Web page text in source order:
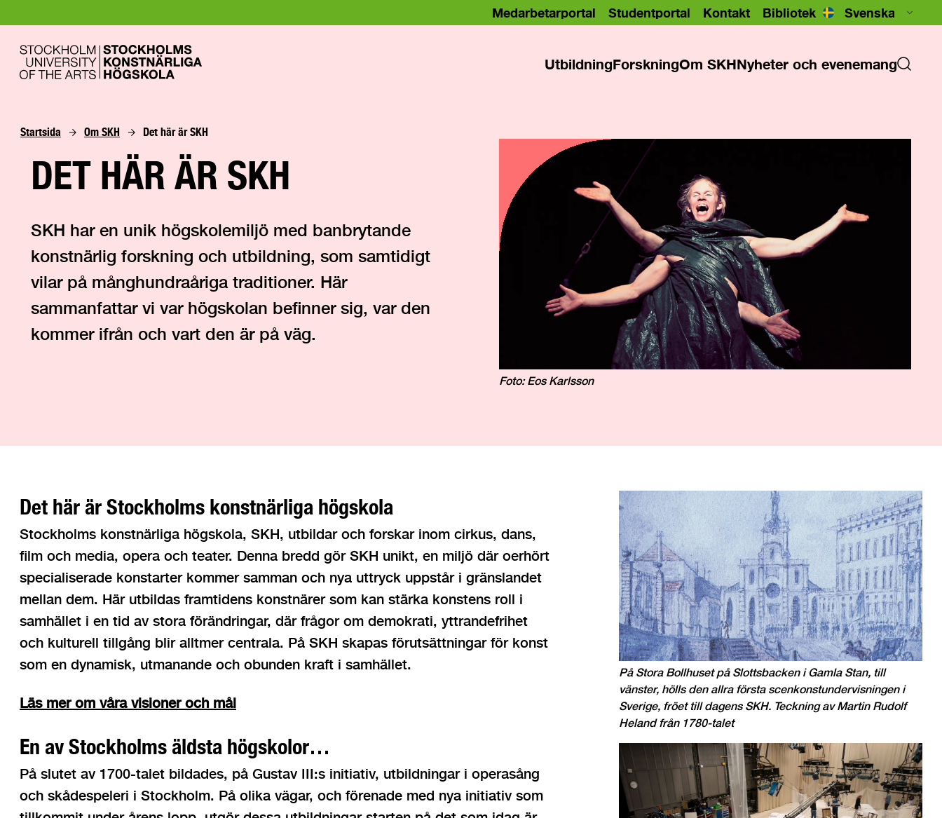
Medarbetarportal Studentportal Kontakt Bibliotek
UtbildningForskningOm SKHNyheter och evenemang
Startsida Om SKH Det här är SKH
DET HÄR ÄR SKH
SKH har en unik högskolemiljö med banbrytande
konstnärlig forskning och utbildning, som samtidigt
vilar på månghundraåriga traditioner. Här
sammanfattar vi var högskolan befinner sig, var den
kommer ifrån och vart den är på väg.
Foto: Eos Karlsson
Det här är Stockholms konstnärliga högskola
Stockholms konstnärliga högskola, SKH, utbildar och forskar inom cirkus, dans,
film och media, opera och teater. Denna bredd gör SKH unikt, en miljö där oerhört
specialiserade konstarter kommer samman och nya uttryck uppstår i gränslandet
mellan dem. Här utbildas framtidens konstnärer som kan stärka konstens roll i
samhället i en tid av stora förändringar, där frågor om demokrati, yttrandefrihet
och kulturell tillgång blir alltmer centrala. På SKH skapas förutsättningar för konst
som en dynamisk, utmanande och obunden kraft i samhället.
Läs mer om våra visioner och mål
En av Stockholms äldsta högskolor…
På slutet av 1700-talet bildades, på Gustav III:s initiativ, utbildningar i operasång
och skådespeleri i Stockholm. På olika vägar, och förenade med nya initiativ som
På Stora Bollhuset på Slottsbacken i Gamla Stan, till
vänster, hölls den allra första scenkonstundervisningen i
Sverige, fröet till dagens SKH. Teckning av Martin Rudolf
Heland från 1780-talet